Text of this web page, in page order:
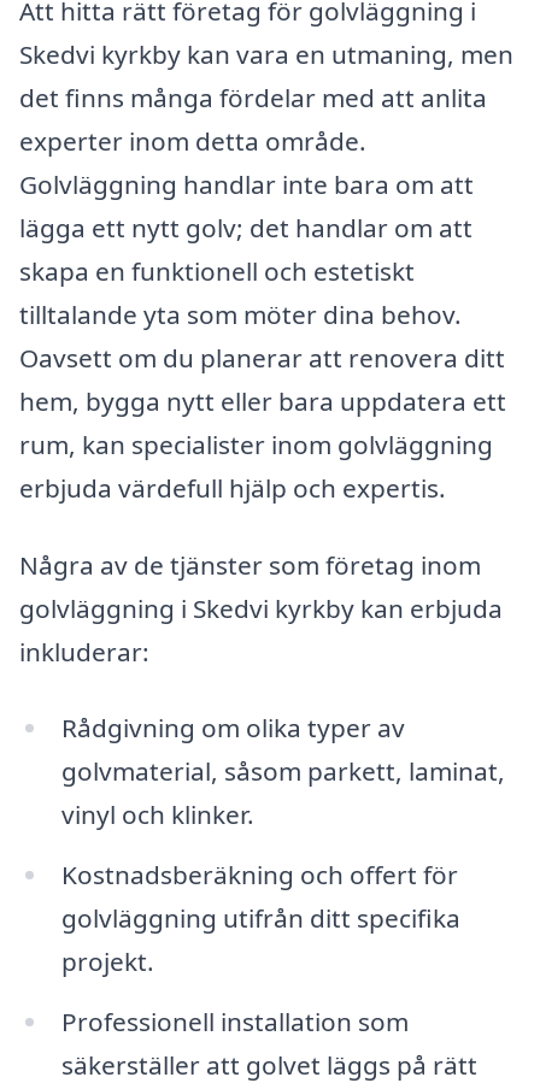
Att hitta rätt företag för golvläggning i
Skedvi kyrkby kan vara en utmaning, men
det finns många fördelar med att anlita
experter inom detta område.
Golvläggning handlar inte bara om att
lägga ett nytt golv; det handlar om att
skapa en funktionell och estetiskt
tilltalande yta som möter dina behov.
Oavsett om du planerar att renovera ditt
hem, bygga nytt eller bara uppdatera ett
rum, kan specialister inom golvläggning
erbjuda värdefull hjälp och expertis.
Några av de tjänster som företag inom
golvläggning i Skedvi kyrkby kan erbjuda
inkluderar:
Rådgivning om olika typer av
golvmaterial, såsom parkett, laminat,
vinyl och klinker.
Kostnadsberäkning och offert för
golvläggning utifrån ditt specifika
projekt.
Professionell installation som
säkerställer att golvet läggs på rätt